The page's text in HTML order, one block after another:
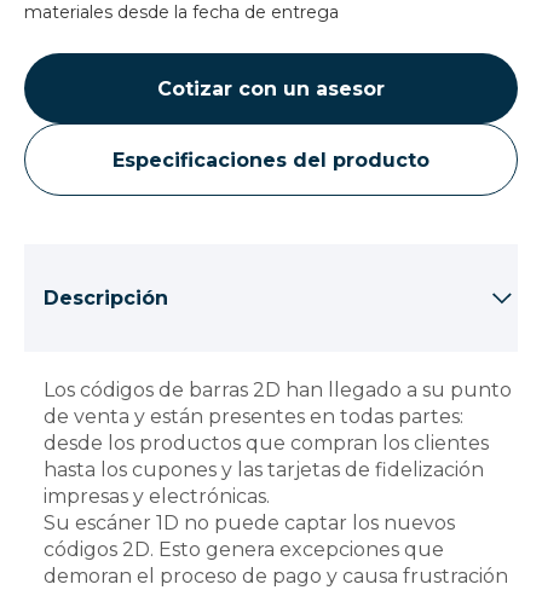
materiales desde la fecha de entrega
Cotizar con un asesor
Especificaciones del producto
Descripción
Los códigos de barras 2D han llegado a su punto
de venta y están presentes en todas partes:
desde los productos que compran los clientes
hasta los cupones y las tarjetas de fidelización
impresas y electrónicas.
Su escáner 1D no puede captar los nuevos
códigos 2D. Esto genera excepciones que
demoran el proceso de pago y causa frustración